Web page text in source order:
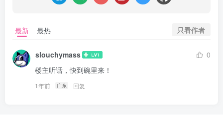
最新 最热 只看作者
slouchymass
0
楼主听话，快到碗里来！
1年前 广东 回复